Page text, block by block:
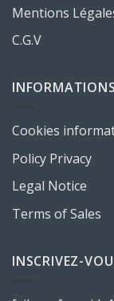
Mentions
C.G.V
INFORMATIONS
Cookies
Policy Privacy
Legal Notice
Terms of Sales
INSCRIVEZ-